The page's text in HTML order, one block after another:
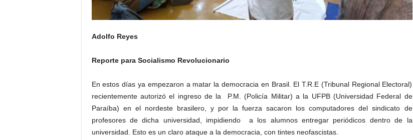
Adolfo Reyes
Reporte para Socialismo Revolucionario
En estos días ya empezaron a matar la democracia en Brasil. El T.R.E (Tribunal Regional Electoral)
recientemente autorizó el ingreso de la P.M. (Policía Militar) a la UFPB (Universidad Federal de
Paraíba) en el nordeste brasilero, y por la fuerza sacaron los computadores del sindicato de
profesores de dicha universidad, impidiendo a los alumnos entregar periódicos dentro de la
universidad. Esto es un claro ataque a la democracia, con tintes neofascistas.